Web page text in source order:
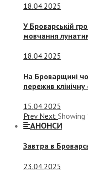
18.04.2025
У Броварській
мовчання
18.04.2025
На Броварщині
пережив
15.04.2025
Prev Next Showing
АНОНСИ
Завтра в
23.04.2025